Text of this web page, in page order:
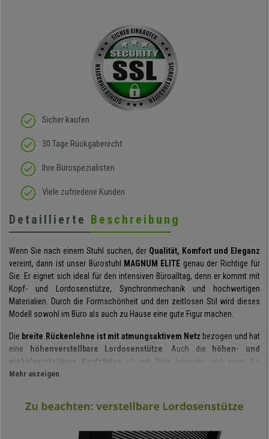
Sicher kaufen
30 Tage Rückgaberecht
Ihre Bürospezialisten
Viele zufriedene Kunden
Detaillierte Beschreibung
Wenn Sie nach einem Stuhl suchen, der Qualität, Komfort und Eleganz
vereint, dann ist unser Bürostuhl
MAGNUM ELITE genau der Richtige für
Sie. Er eignet sich ideal für den intensiven Büroalltag, denn er kommt mit
Kopf- und Lordosenstütze, Synchronmechanik und hochwertigen
Materialien. Durch die Formschönheit und den zeitlosen Stil wird dieses
Modell sowohl im Büro als auch zu Hause eine gute Figur machen.
Die breite Rückenlehne ist mit atmungsaktivem Netz bezogen und hat
eine höhenverstellbare Lordosenstütze. Auch die höhen- und
winkelverstellbare Kopfstütze
ist mit Netz bezogen und sorgt für
zusätzlichen Halt für Kopf und Nacken.
ihrer Höhe und Breite großzügig entworfen und bietet dadurch Rücken und
Schultern eine optimale Stütze. Darüber hinaus sorgenverstellbare
Mehr anzeigen